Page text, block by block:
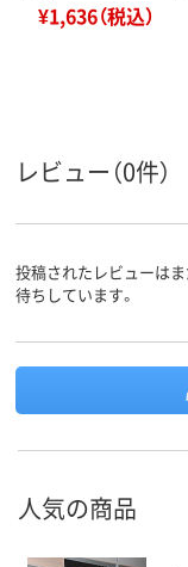
¥1,636（税込）
レビュー（0件）
投稿されたレビューは
待ちしています。
人気の商品